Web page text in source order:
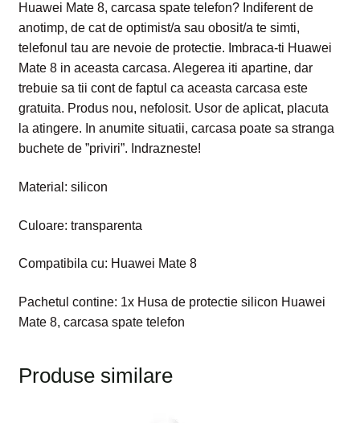
Huawei Mate 8, carcasa spate telefon? Indiferent de
anotimp, de cat de optimist/a sau obosit/a te simti,
telefonul tau are nevoie de protectie. Imbraca-ti Huawei
Mate 8 in aceasta carcasa. Alegerea iti apartine, dar
trebuie sa tii cont de faptul ca aceasta carcasa este
gratuita. Produs nou, nefolosit. Usor de aplicat, placuta
la atingere. In anumite situatii, carcasa poate sa stranga
buchete de ”priviri”. Indrazneste!
Material: silicon
Culoare: transparenta
Compatibila cu: Huawei Mate 8
Pachetul contine: 1x Husa de protectie silicon Huawei
Mate 8, carcasa spate telefon
Produse similare